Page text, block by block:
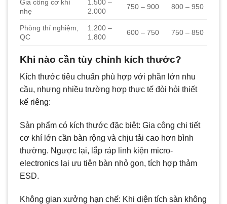
Gia công cơ khí
nhẹ
1.500 –
2.000
750 – 900 800 – 950
Phòng thí nghiệm,
QC
1.200 –
1.800
600 – 750 750 – 850
Khi nào cần tùy chỉnh kích thước?
Kích thước tiêu chuẩn phù hợp với phần lớn nhu
cầu, nhưng nhiều trường hợp thực tế đòi hỏi thiết
kế riêng:
Sản phẩm có kích thước đặc biệt: Gia công chi tiết
cơ khí lớn cần bàn rộng và chịu tải cao hơn bình
thường. Ngược lại, lắp ráp linh kiện micro-
electronics lại ưu tiên bàn nhỏ gọn, tích hợp thảm
ESD.
Không gian xưởng hạn chế: Khi diện tích sàn không